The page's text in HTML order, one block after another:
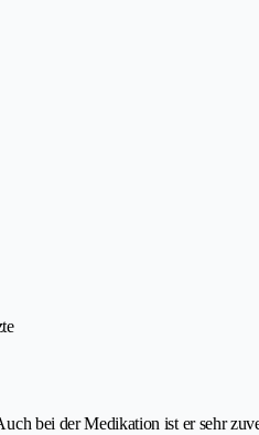
bei der Medikation ist er sehr